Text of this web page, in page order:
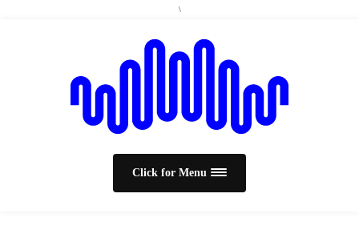
\
Click for Menu